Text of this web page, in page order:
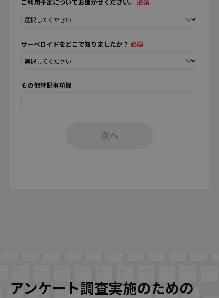
アンケート調査実施のための